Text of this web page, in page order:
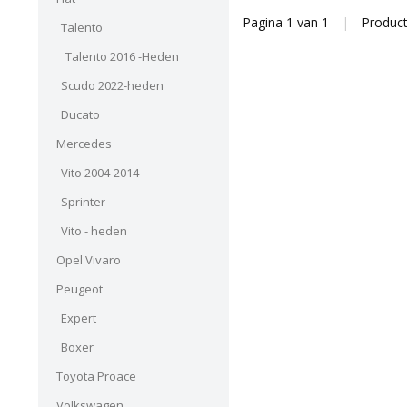
Talento
Talento 2016 -Heden
Scudo 2022-heden
Ducato
Mercedes
Vito 2004-2014
Sprinter
Vito - heden
Opel Vivaro
Peugeot
Expert
Boxer
Toyota Proace
Pagina 1 van 1 |